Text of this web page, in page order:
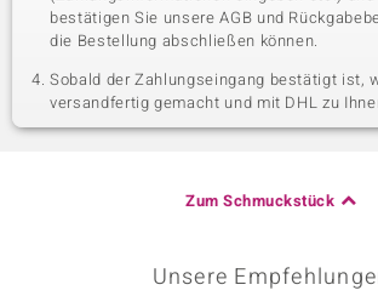
bestätigen Sie unsere AGB und
die Bestellung abschließen können.
Sobald der Zahlungseingang bestätigt ist,
versandfertig gemacht und mit DHL zu
Zum Schmuckstück
Unsere